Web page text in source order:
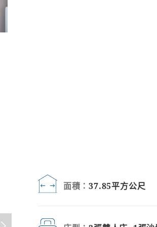
面積：37.85平方公尺